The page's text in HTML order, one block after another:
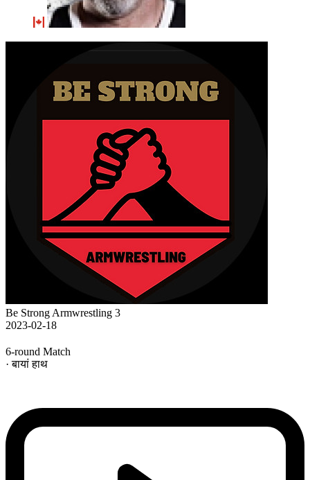
Be Strong Armwrestling 3
2023-02-18
6-round Match
· बायां हाथ